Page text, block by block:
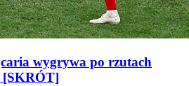
wygrywa po rzutach